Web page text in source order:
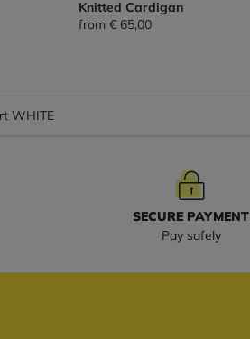
Knitted Cardigan
from € 65,00
WHITE
SECURE PAYMENT
Pay safely